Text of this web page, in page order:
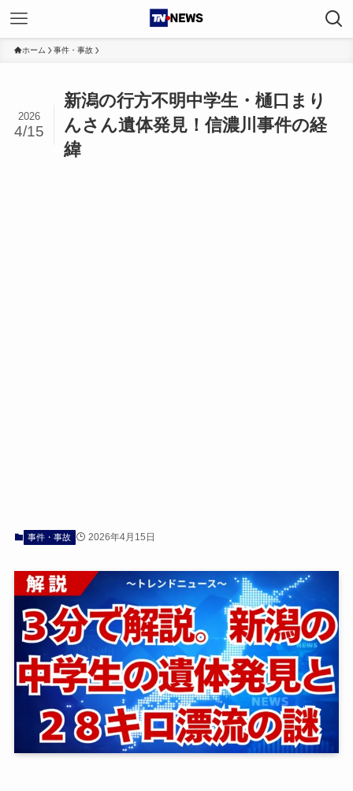
ホーム 事件・事故
新潟の行方不明中学生・樋口まり
んさん遺体発見！信濃川事件の経
緯
2026
4/15
事件・事故 2026年4月15日